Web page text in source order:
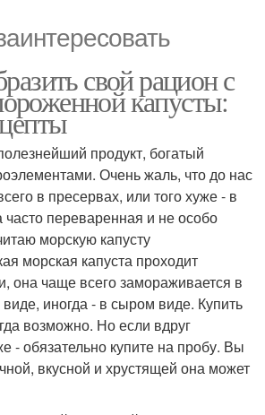
свой рацион с
капусты:
продукт, богатый
Очень жаль, что до нас
в пресервах, или того хуже - в
часто переваренная и не особо
морскую капусту
морская капуста проходит
она чаще всего замораживается в
иногда - в сыром виде. Купить
возможно. Но если вдруг
- обязательно купите на пробу. Вы
вкусной и хрустящей она может